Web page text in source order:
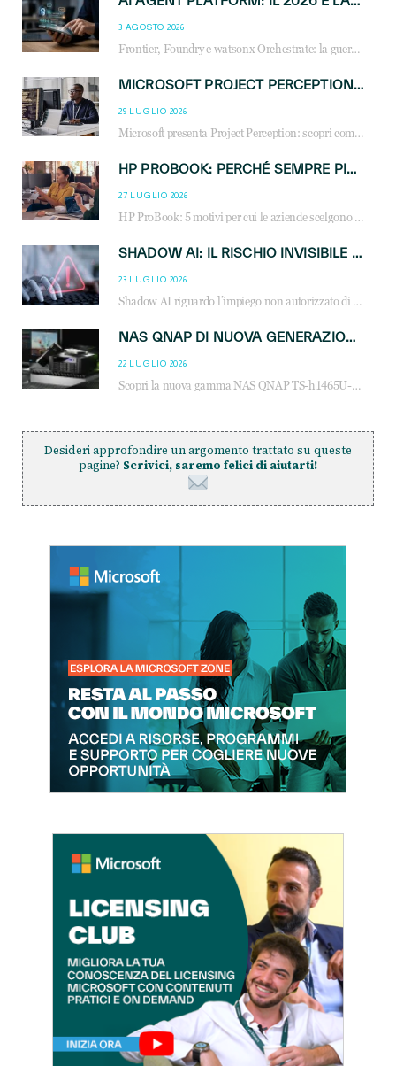
3 AGOSTO 2026
Frontier, Foundry e watsonx Orchestrate: la guerra delle piattaforme AI agent ridisegna il mercato IT. Cosa cambia per reseller, MSP e system integrator.
MICROSOFT PROJECT PERCEPTION: COME GLI AGENTI AI CAMBIERANNO SOC, CYBERSECURITY E SERVIZI MSP
29 LUGLIO 2026
Microsoft presenta Project Perception: scopri come gli agenti AI possono trasformare cybersecurity, SOC e servizi gestiti degli MSP.
HP PROBOOK: PERCHÉ SEMPRE PIÙ AZIENDE SCELGONO NOTEBOOK PROGETTATI PER IL LAVORO MODERNO
27 LUGLIO 2026
HP ProBook: 5 motivi per cui le aziende scelgono i notebook business HP per migliorare produttività, sicurezza e gestione dell’AI.
SHADOW AI: IL RISCHIO INVISIBILE CHE LE AZIENDE POSSONO GOVERNARE
23 LUGLIO 2026
Shadow AI riguardo l’impiego non autorizzato di sistemi AI all’interno dell’azienda. E’ una pratica che si diffonde a partire dai dipendenti fino ai dirigenti e mette a repentaglio la cybersecurity, con costi più elevati per le organizzazioni. Due recenti report illustrano il fenomeno e forniscono dati in merito
NAS QNAP DI NUOVA GENERAZIONE: PIÙ PRESTAZIONI, SCALABILITÀ E PROTEZIONE DEI DATI PER LE INFRASTRUTTURE IT MODERNE
22 LUGLIO 2026
Scopri la nuova gamma NAS QNAP TS-h1465U-RP, TS-h1065eU e TS-h665U: storage aziendale con ZFS, DDR5, E1.S NVMe e connettività 2.5GbE per backup, virtualizzazione e cybersecurity.
Desideri approfondire un argomento trattato su queste
pagine? Scrivici, saremo felici di aiutarti!